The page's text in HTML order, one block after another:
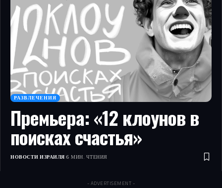
РАЗВЛЕЧЕНИЯ
Премьера: «12 клоунов в
поисках счастья»
НОВОСТИ ИЗРАИЛЯ 6 МИН. ЧТЕНИЯ
- ADVERTISEMENT -